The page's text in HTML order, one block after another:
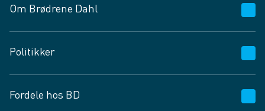
Om Brødrene Dahl
Vagttelefon 30 10 89 89
Spørgsmål og svar
Job og karriere
Politikker
Privatlivspolitik
Fordele hos BD